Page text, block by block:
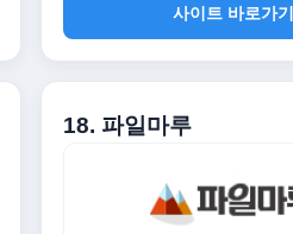
사이트 바로가기
18. 파일마루